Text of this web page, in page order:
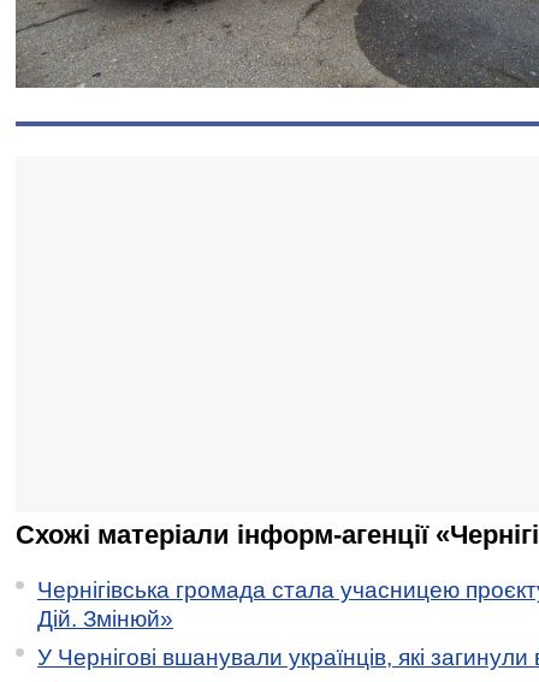
Схожі матеріали інформ-агенції
Чернігівська громада стала учасницею
Дій. Змінюй»
У Чернігові вшанували українців, які загинули